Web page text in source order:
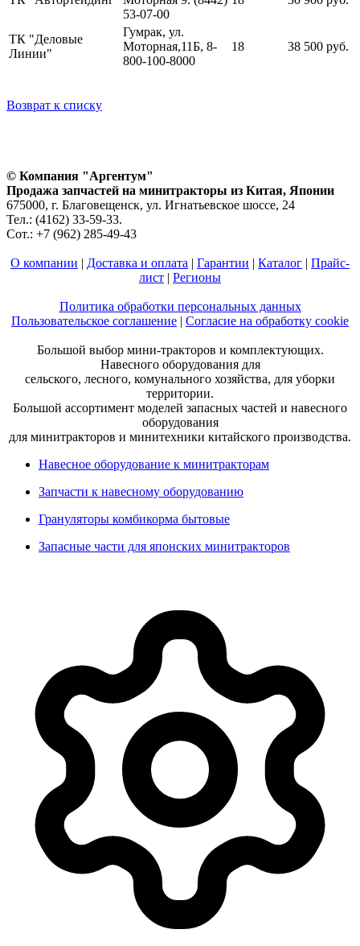
53-07-00
ТК "Деловые
Линии"
Гумрак, ул.
Моторная,11Б, 8-
800-100-8000
18 38 500 руб.
Возврат к списку
© Компания "Аргентум"
Продажа запчастей на минитракторы из Китая, Японии
675000, г. Благовещенск, ул. Игнатьевское шоссе, 24
Тел.: (4162) 33-59-33.
Сот.: +7 (962) 285-49-43
О компании | Доставка и оплата | Гарантии | Каталог | Прайс-
лист | Регионы
Политика обработки персональных данных
Пользовательское соглашение | Согласие на обработку cookie
Большой выбор мини-тракторов и комплектующих.
Навесного оборудования для
сельского, лесного, комунального хозяйства, для уборки
территории.
Большой ассортимент моделей запасных частей и навесного
оборудования
для минитракторов и минитехники китайского производства.
Навесное оборудование к минитракторам
Запчасти к навесному оборудованию
Грануляторы комбикорма бытовые
Запасные части для японских минитракторов